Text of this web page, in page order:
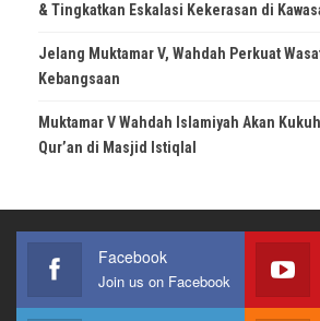
& Tingkatkan Eskalasi Kekerasan di
Jelang Muktamar V, Wahdah Perkuat
Kebangsaan
Muktamar V Wahdah Islamiyah Akan
Qur’an di Masjid Istiqlal
Facebook
Join us on Facebook